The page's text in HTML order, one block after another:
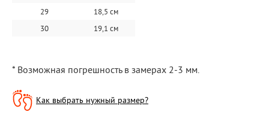
29
18,5 см
30
19,1 см
* Возможная погрешность в замерах 2-3 мм.
Как выбрать нужный размер?